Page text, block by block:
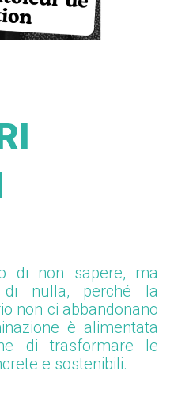
di non sapere, ma
di nulla, perché la
non ci abbandonano
è alimentata
di trasformare le
e sostenibili.